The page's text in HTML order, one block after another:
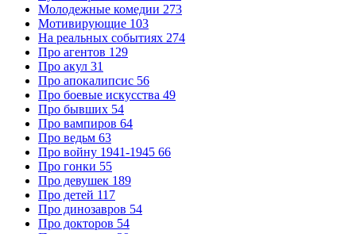
Молодежные комедии 273
Мотивирующие 103
На реальных событиях 274
Про агентов 129
Про акул 31
Про апокалипсис 56
Про боевые искусства 49
Про бывших 54
Про вампиров 64
Про ведьм 63
Про войну 1941-1945 66
Про гонки 55
Про девушек 189
Про детей 117
Про динозавров 54
Про докторов 54